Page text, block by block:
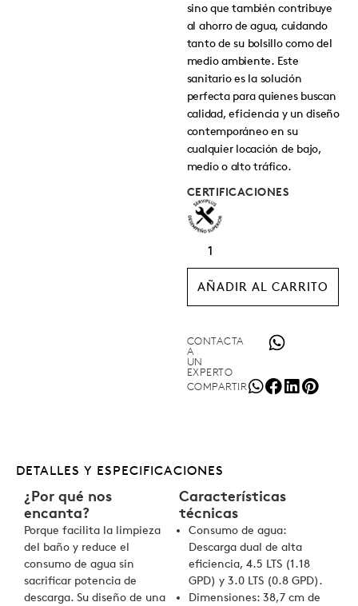
sino que también contribuye
al ahorro de agua, cuidando
tanto de su bolsillo como del
medio ambiente. Este
sanitario es la solución
perfecta para quienes buscan
calidad, eficiencia y un diseño
contemporáneo en su
cualquier locación de bajo,
medio o alto tráfico.
CERTIFICACIONES
AÑADIR AL CARRITO
CONTACTA
A
UN
EXPERTO
COMPARTIR
DETALLES Y ESPECIFICACIONES
¿Por qué nos
encanta?
Porque facilita la limpieza
del baño y reduce el
consumo de agua sin
sacrificar potencia de
descarga. Su diseño de una
Características
técnicas
Consumo de agua:
Descarga dual de alta
eficiencia, 4.5 LTS (1.18
GPD) y 3.0 LTS (0.8 GPD).
Dimensiones: 38,7 cm de